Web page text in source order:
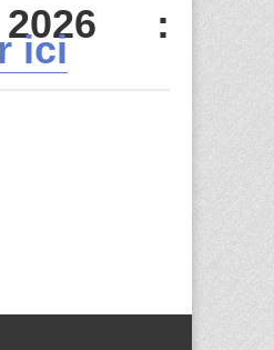
:
ici